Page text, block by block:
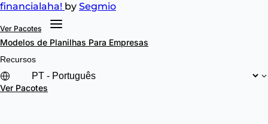
financialaha! by Segmio
Ver Pacotes
Modelos de Planilhas Para Empresas
Recursos
Ver Pacotes